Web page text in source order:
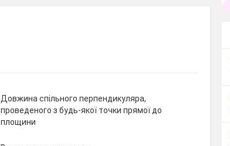
Довжина спільного перпендикуляра,
проведеного з будь-якої точки прямої до
площини